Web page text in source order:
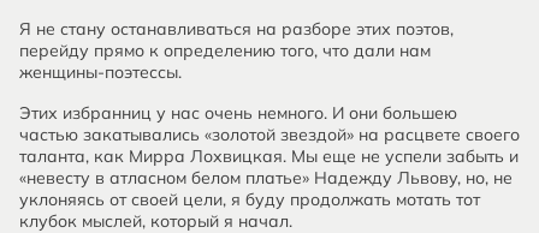
Я не стану останавливаться на разборе этих поэтов,
перейду прямо к определению того, что дали нам
женщины-поэтессы.
Этих избранниц у нас очень немного. И они большею
частью закатывались «золотой звездой» на расцвете своего
таланта, как Мирра Лохвицкая. Мы еще не успели забыть и
«невесту в атласном белом платье» Надежду Львову, но, не
уклоняясь от своей цели, я буду продолжать мотать тот
клубок мыслей, который я начал.